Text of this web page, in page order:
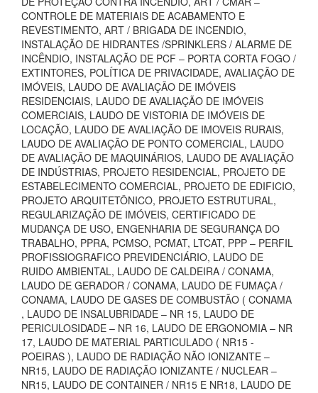
CONTROLE DE MATERIAIS DE ACABAMENTO E
REVESTIMENTO, ART / BRIGADA DE INCENDIO,
INSTALAÇÃO DE HIDRANTES /SPRINKLERS / ALARME DE
INCÊNDIO, INSTALAÇÃO DE PCF – PORTA CORTA FOGO /
EXTINTORES, POLÍTICA DE PRIVACIDADE, AVALIAÇÃO DE
IMÓVEIS, LAUDO DE AVALIAÇÃO DE IMÓVEIS
RESIDENCIAIS, LAUDO DE AVALIAÇÃO DE IMÓVEIS
COMERCIAIS, LAUDO DE VISTORIA DE IMÓVEIS DE
LOCAÇÃO, LAUDO DE AVALIAÇÃO DE IMOVEIS RURAIS,
LAUDO DE AVALIAÇÃO DE PONTO COMERCIAL, LAUDO
DE AVALIAÇÃO DE MAQUINÁRIOS, LAUDO DE AVALIAÇÃO
DE INDÚSTRIAS, PROJETO RESIDENCIAL, PROJETO DE
ESTABELECIMENTO COMERCIAL, PROJETO DE EDIFICIO,
PROJETO ARQUITETÔNICO, PROJETO ESTRUTURAL,
REGULARIZAÇÃO DE IMÓVEIS, CERTIFICADO DE
MUDANÇA DE USO, ENGENHARIA DE SEGURANÇA DO
TRABALHO, PPRA, PCMSO, PCMAT, LTCAT, PPP – PERFIL
PROFISSIOGRAFICO PREVIDENCIÁRIO, LAUDO DE
RUIDO AMBIENTAL, LAUDO DE CALDEIRA / CONAMA,
LAUDO DE GERADOR / CONAMA, LAUDO DE FUMAÇA /
CONAMA, LAUDO DE GASES DE COMBUSTÃO ( CONAMA
, LAUDO DE INSALUBRIDADE – NR 15, LAUDO DE
PERICULOSIDADE – NR 16, LAUDO DE ERGONOMIA – NR
17, LAUDO DE MATERIAL PARTICULADO ( NR15 -
POEIRAS ), LAUDO DE RADIAÇÃO NÃO IONIZANTE –
NR15, LAUDO DE RADIAÇÃO IONIZANTE / NUCLEAR –
NR15, LAUDO DE CONTAINER / NR15 E NR18, LAUDO DE